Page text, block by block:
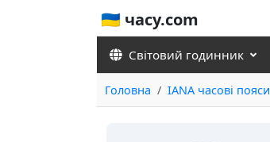
🇺🇦 часу.com
Світовий годинник
Головна IANA часові пояси